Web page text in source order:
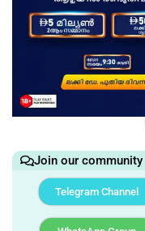
Join our community
Telegram Channel